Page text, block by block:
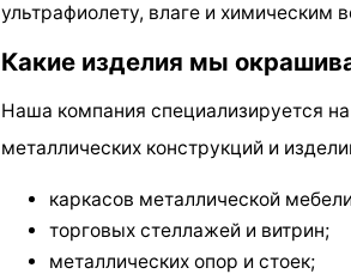
ультрафиолету, влаге и химическим
Какие изделия мы
Наша компания специализируется
металлических конструкций и
каркасов металлической
торговых стеллажей и витрин;
металлических опор и стоек;